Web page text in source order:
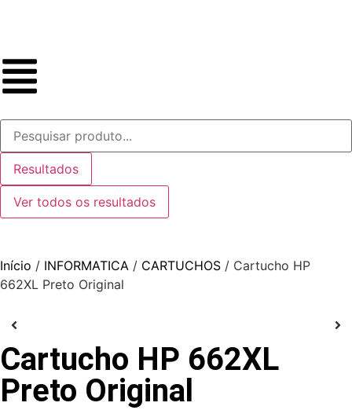
Resultados
Ver todos os resultados
Início / INFORMATICA / CARTUCHOS / Cartucho HP
662XL Preto Original
Cartucho HP 662XL
Preto Original